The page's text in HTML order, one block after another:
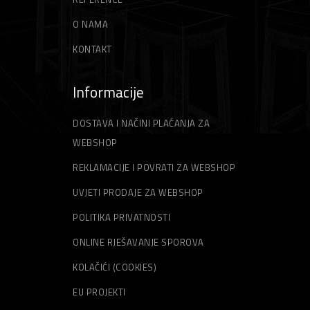
O NAMA
KONTAKT
Informacije
DOSTAVA I NAČINI PLAĆANJA ZA
WEBSHOP
REKLAMACIJE I POVRATI ZA WEBSHOP
UVJETI PRODAJE ZA WEBSHOP
POLITIKA PRIVATNOSTI
ONLINE RJEŠAVANJE SPOROVA
KOLAČIĆI (COOKIES)
EU PROJEKTI